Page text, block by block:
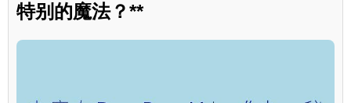
特别的魔法？**